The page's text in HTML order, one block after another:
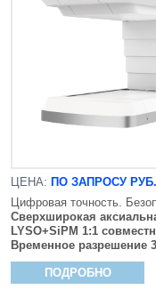
ЦЕНА: ПО ЗАПРОСУ РУБ.
Цифровая точность.
Сверхширокая
LYSO+SiPM 1:1
Временное разрешение
ПОДРОБНО